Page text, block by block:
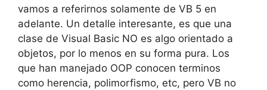
vamos a referirnos solamente de VB 5 en
adelante. Un detalle interesante, es que una
clase de Visual Basic NO es algo orientado a
objetos, por lo menos en su forma pura. Los
que han manejado OOP conocen terminos
como herencia, polimorfismo, etc, pero VB no